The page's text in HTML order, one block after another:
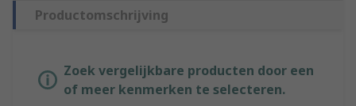
Productomschrijving
Zoek vergelijkbare producten door een
of meer kenmerken te selecteren.